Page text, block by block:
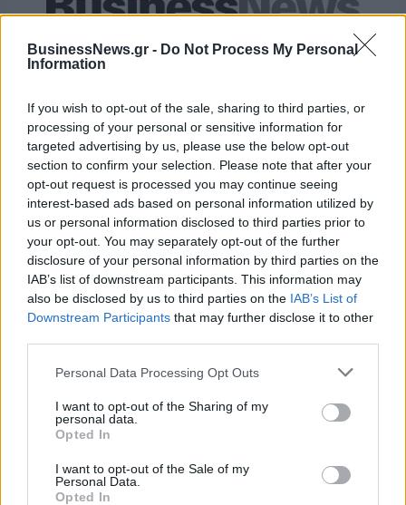
BusinessNews.gr - Do Not Process My Personal
Information
If you wish to opt-out of the sale, sharing to third parties, or
processing of your personal or sensitive information for
targeted advertising by us, please use the below opt-out
section to confirm your selection. Please note that after your
opt-out request is processed you may continue seeing
interest-based ads based on personal information utilized by
us or personal information disclosed to third parties prior to
your opt-out. You may separately opt-out of the further
disclosure of your personal information by third parties on the
IAB’s list of downstream participants. This information may
also be disclosed by us to third parties on the IAB’s List of
Downstream Participants that may further disclose it to other
Personal Data Processing Opt Outs
I want to opt-out of the Sharing of my
personal data.
Opted In
I want to opt-out of the Sale of my
Personal Data.
Opted In
ΠΕΡΙΣΣΌΤΕΡΑ ΣΕ ΑΥΤΉ ΤΗΝ ΚΑΤΗΓΟΡΊΑ
Pepe Jeans: Συμφωνία
εξαγοράς με τον όμιλο Μ1
03/02/2015 - 02:00
H&M: Επεκτείνεται στην
Αυστραλία
04/02/2015 - 02:00